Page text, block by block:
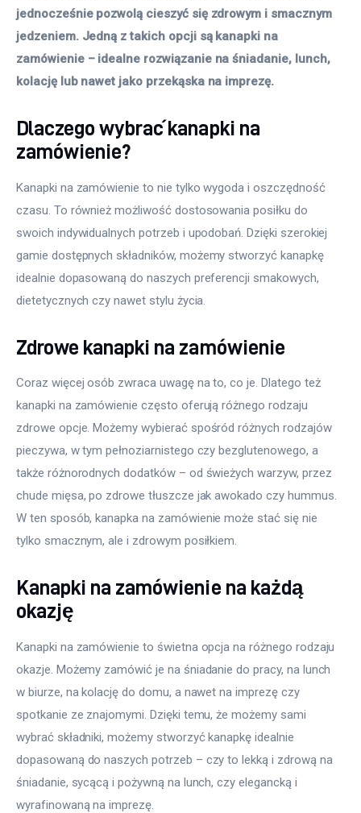
jednocześnie pozwolą cieszyć się zdrowym i smacznym
jedzeniem. Jedną z takich opcji są kanapki na
zamówienie – idealne rozwiązanie na śniadanie, lunch,
kolację lub nawet jako przekąska na imprezę.
Dlaczego wybrać kanapki na
zamówienie?
Kanapki na zamówienie to nie tylko wygoda i oszczędność
czasu. To również możliwość dostosowania posiłku do
swoich indywidualnych potrzeb i upodobań. Dzięki szerokiej
gamie dostępnych składników, możemy stworzyć kanapkę
idealnie dopasowaną do naszych preferencji smakowych,
dietetycznych czy nawet stylu życia.
Zdrowe kanapki na zamówienie
Coraz więcej osób zwraca uwagę na to, co je. Dlatego też
kanapki na zamówienie często oferują różnego rodzaju
zdrowe opcje. Możemy wybierać spośród różnych rodzajów
pieczywa, w tym pełnoziarnistego czy bezglutenowego, a
także różnorodnych dodatków – od świeżych warzyw, przez
chude mięsa, po zdrowe tłuszcze jak awokado czy hummus.
W ten sposób, kanapka na zamówienie może stać się nie
tylko smacznym, ale i zdrowym posiłkiem.
Kanapki na zamówienie na każdą
okazję
Kanapki na zamówienie to świetna opcja na różnego rodzaju
okazje. Możemy zamówić je na śniadanie do pracy, na lunch
w biurze, na kolację do domu, a nawet na imprezę czy
spotkanie ze znajomymi. Dzięki temu, że możemy sami
wybrać składniki, możemy stworzyć kanapkę idealnie
dopasowaną do naszych potrzeb – czy to lekką i zdrową na
śniadanie, sycącą i pożywną na lunch, czy elegancką i
wyrafinowaną na imprezę.